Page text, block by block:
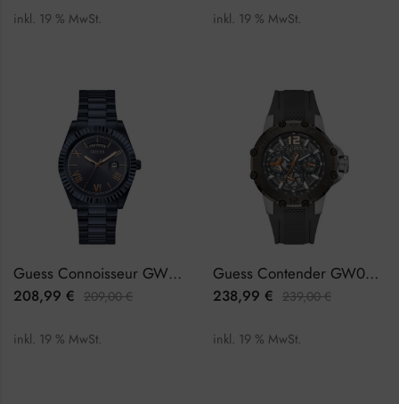
inkl. 19 % MwSt. inkl. 19 % MwSt.
Guess Connoisseur GW0265G9 Herrenuhr
208,99 € 209,00€
inkl. 19 % MwSt.
Guess Contender GW0640G1 Herrenuhr
238,99 € 239,00€
inkl. 19 % MwSt.